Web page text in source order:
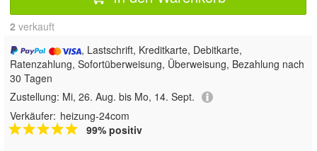
2 verkauft
, Lastschrift, Kreditkarte, Debitkarte,
Ratenzahlung, Sofortüberweisung, Überweisung, Bezahlung nach
30 Tagen
Zustellung: Mi, 26. Aug. bis Mo, 14. Sept.
Verkäufer: heizung-24com
99% positiv